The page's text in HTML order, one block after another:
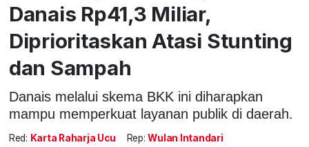
Danais Rp41,3 Miliar,
Diprioritaskan Atasi Stunting
dan Sampah
Danais melalui skema BKK ini diharapkan
mampu memperkuat layanan publik di daerah.
Red: Karta Raharja Ucu Rep: Wulan Intandari